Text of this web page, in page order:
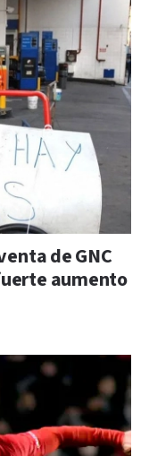
de GNC
aumento